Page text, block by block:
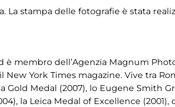
La stampa delle fotografie è stata
è membro dell’Agenzia Magnum
New York Times magazine. Vive tra
Gold Medal (2007), lo Eugene Smith
la Leica Medal of Excellence